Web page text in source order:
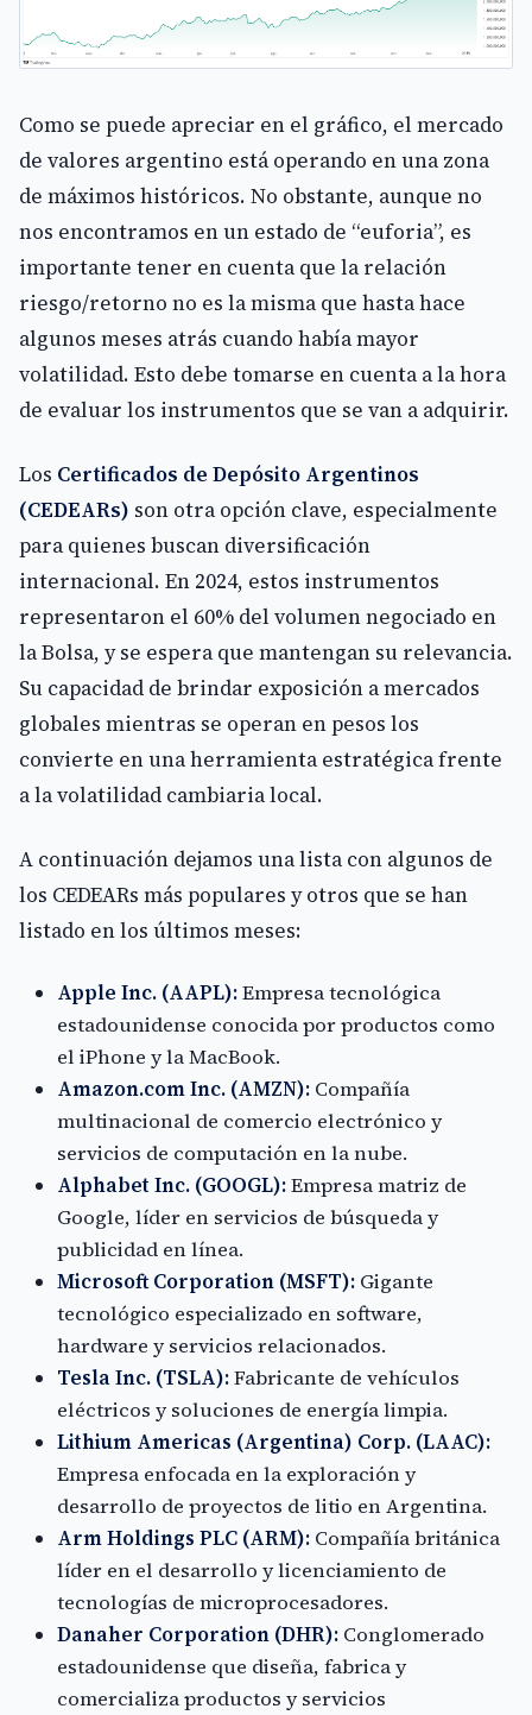
Como se puede apreciar en el gráfico, el mercado
de valores argentino está operando en una zona
de máximos históricos. No obstante, aunque no
nos encontramos en un estado de “euforia”, es
importante tener en cuenta que la relación
riesgo/retorno no es la misma que hasta hace
algunos meses atrás cuando había mayor
volatilidad. Esto debe tomarse en cuenta a la hora
de evaluar los instrumentos que se van a adquirir.
Los Certificados de Depósito Argentinos
(CEDEARs) son otra opción clave, especialmente
para quienes buscan diversificación
internacional. En 2024, estos instrumentos
representaron el 60% del volumen negociado en
la Bolsa, y se espera que mantengan su relevancia.
Su capacidad de brindar exposición a mercados
globales mientras se operan en pesos los
convierte en una herramienta estratégica frente
a la volatilidad cambiaria local.
A continuación dejamos una lista con algunos de
los CEDEARs más populares y otros que se han
listado en los últimos meses:
Apple Inc. (AAPL):Empresa tecnológica
estadounidense conocida por productos como
el iPhone y la MacBook.
Amazon.com Inc. (AMZN): Compañía
multinacional de comercio electrónico y
servicios de computación en la nube.
Alphabet Inc. (GOOGL):Empresa matriz de
Google, líder en servicios de búsqueda y
publicidad en línea.
Microsoft Corporation (MSFT): Gigante
tecnológico especializado en software,
hardware y servicios relacionados.
Tesla Inc. (TSLA):Fabricante de vehículos
eléctricos y soluciones de energía limpia.
Lithium Americas (Argentina) Corp. (LAAC):
Empresa enfocada en la exploración y
desarrollo de proyectos de litio en Argentina.
Arm Holdings PLC (ARM): Compañía británica
líder en el desarrollo y licenciamiento de
tecnologías de microprocesadores.
Danaher Corporation (DHR): Conglomerado
estadounidense que diseña, fabrica y
comercializa productos y servicios